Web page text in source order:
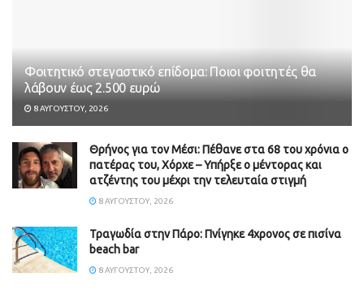
Φοιτητικό στεγαστικό επίδομα: Ποιοι φοιτητές θα
λάβουν έως 2.500 ευρώ
8 ΑΥΓΟΎΣΤΟΥ, 2026
Θρήνος για τον Μέσι: Πέθανε στα 68 του χρόνια ο
πατέρας του, Χόρχε – Υπήρξε ο μέντορας και
ατζέντης του μέχρι την τελευταία στιγμή
8 ΑΥΓΟΎΣΤΟΥ, 2026
Τραγωδία στην Πάρο: Πνίγηκε 4χρονος σε πισίνα
beach bar
8 ΑΥΓΟΎΣΤΟΥ, 2026